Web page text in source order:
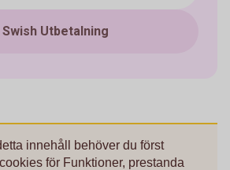
Swish Utbetalning
innehåll behöver du först
för Funktioner, prestanda